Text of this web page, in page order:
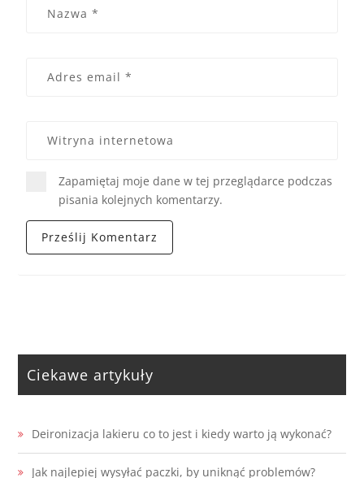
Zapamiętaj moje dane w tej przeglądarce podczas
pisania kolejnych komentarzy.
Ciekawe artykuły
Deironizacja lakieru co to jest i kiedy warto ją wykonać?
Jak najlepiej wysyłać paczki, by uniknąć problemów?